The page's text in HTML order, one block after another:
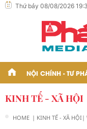
Thứ bảy 08/08/2026
NỘI CHÍNH - TƯ
KINH TẾ - XÃ HỘI
HOME | KINH TẾ - XÃ HỘI|